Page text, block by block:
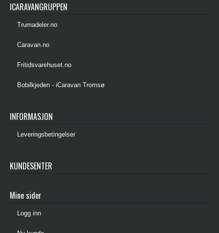
ICARAVANGRUPPEN
Trumadeler.no
Caravan.no
Fritidsvarehuset.no
Bobilkjeden - iCaravan Tromsø
INFORMASJON
Leveringsbetingelser
KUNDESENTER
Mine sider
Logg inn